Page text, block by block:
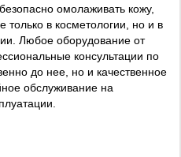
омолаживать кожу,
только в косметологии, но и в
Любое оборудование от
консультации по
до нее, но и качественное
обслуживание на